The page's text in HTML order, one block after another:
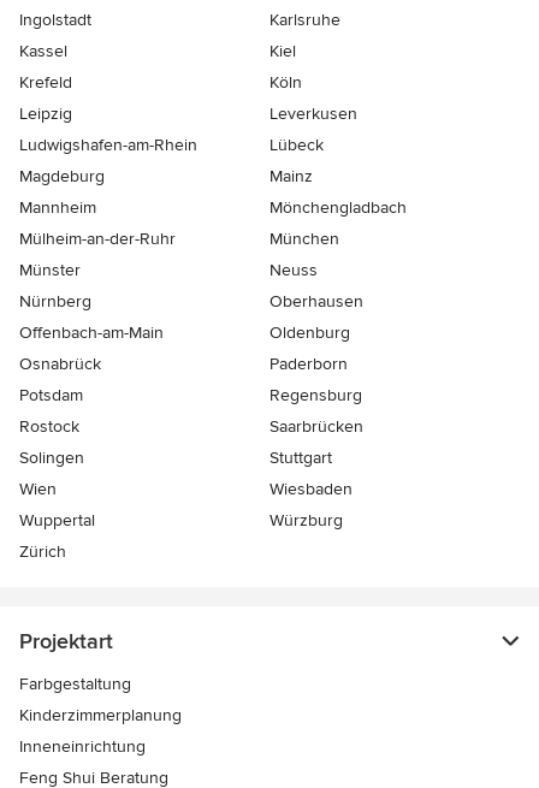
Ingolstadt
Karlsruhe
Kassel
Kiel
Krefeld
Köln
Leipzig
Leverkusen
Ludwigshafen-am-Rhein
Lübeck
Magdeburg
Mainz
Mannheim
Mönchen­gladbach
Mülheim-an-der-Ruhr
München
Münster
Neuss
Nürnberg
Oberhausen
Offenbach-am-Main
Oldenburg
Osnabrück
Paderborn
Potsdam
Regensburg
Rostock
Saarbrücken
Solingen
Stuttgart
Wien
Wiesbaden
Wuppertal
Würzburg
Zürich
Projektart
Farbgestaltung
Kinderzimmerplanung
Inneneinrichtung
Feng Shui Beratung